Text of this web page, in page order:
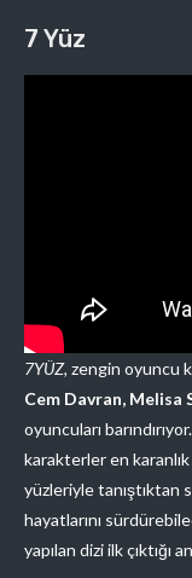
7 Yüz
7YÜZ, zengin oyuncu
Cem Davran, Melisa
oyuncuları
karakterler en
yüzleriyle tanıştıktan
hayatlarını
yapılan dizi ilk